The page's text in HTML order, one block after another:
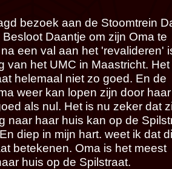
bezoek aan de Stoomtrein
Daantje om zijn Oma te
een val aan het 'revalideren'
van het UMC in Maastricht. Het
helemaal niet zo goed. En de
weer kan lopen zijn door haar
als nul. Het is nu zeker dat
naar haar huis kan op de
diep in mijn hart. weet ik dat
betekenen. Oma is het meest
huis op de Spilstraat.